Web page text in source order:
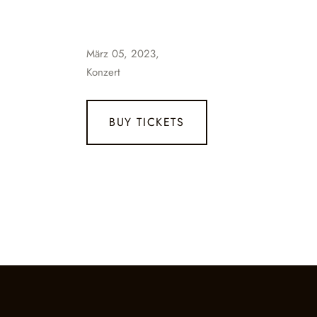
März 05, 2023,
Konzert
BUY TICKETS